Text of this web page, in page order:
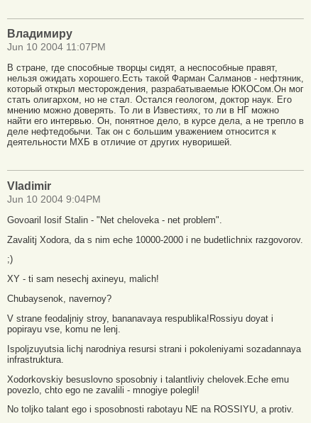
Владимиру
Jun 10 2004 11:07PM
В стране, где способные творцы сидят, а неспособные правят,
нельзя ожидать хорошего.Есть такой Фарман Салманов - нефтяник,
который открыл месторождения, разрабатываемые ЮКОСом.Он мог
стать олигархом, но не стал. Остался геологом, доктор наук. Его
мнению можно доверять. То ли в Известиях, то ли в НГ можно
найти его интервью. Он, понятное дело, в курсе дела, а не трепло в
деле нефтедобычи. Так он с большим уважением относится к
деятельности МХБ в отличие от других нуворишей.
Vladimir
Jun 10 2004 9:04PM
Govoaril Iosif Stalin - "Net cheloveka - net problem".
Zavalitj Xodora, da s nim eche 10000-2000 i ne budetlichnix razgovorov.
;)
XY - ti sam nesechj axineyu, malich!
Chubaysenok, navernoy?
V strane feodaljniy stroy, bananavaya respublika!Rossiyu doyat i
popirayu vse, komu ne lenj.
Ispoljzuyutsia lichj narodniya resursi strani i pokoleniyami sozadannaya
infrastruktura.
Xodorkovskiy besuslovno sposobniy i talantliviy chelovek.Eche emu
povezlo, chto ego ne zavalili - mnogiye polegli!
No toljko talant ego i sposobnosti rabotayu NE na ROSSIYU, a protiv.